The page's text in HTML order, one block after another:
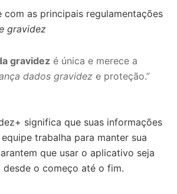
com as principais regulamentações
gravidez
gravidez é única e merece a
dados gravidez e proteção.”
significa que suas informações
trabalha para manter sua
que usar o aplicativo seja
desde o começo até o fim.